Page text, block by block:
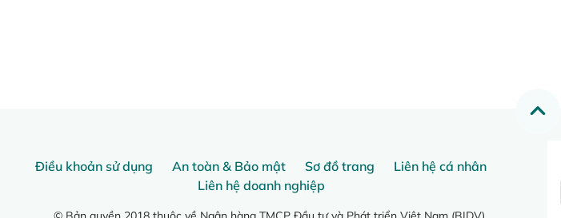
Điều khoản sử dụng An toàn & Bảo mật Sơ đồ trang
Liên hệ cá nhân
Liên hệ doanh nghiệp